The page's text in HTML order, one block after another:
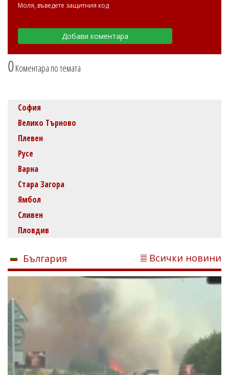
0Коментара по темата
Моля, въведете защитния код
София
Велико Търново
Плевен
Русе
Варна
Стара Загора
Ямбол
Сливен
Пловдив
България Всички новини